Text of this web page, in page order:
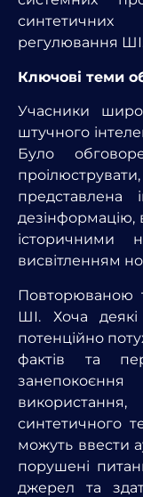
регулювання
Ключові теми
Учасники
штучного
Було
представлена
дезінформацію,
історичними
висвітленням
Повторюваною
ШІ. Хоча
потенційно
фактів та
синтетичного
можуть ввести
порушені
джерел та